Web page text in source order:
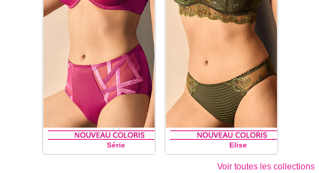
Série Elise
LOUISA BRACQ
Voir toutes les collections